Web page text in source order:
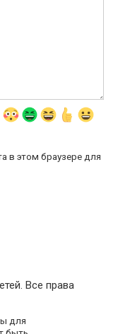
в этом браузере для
Все права
для